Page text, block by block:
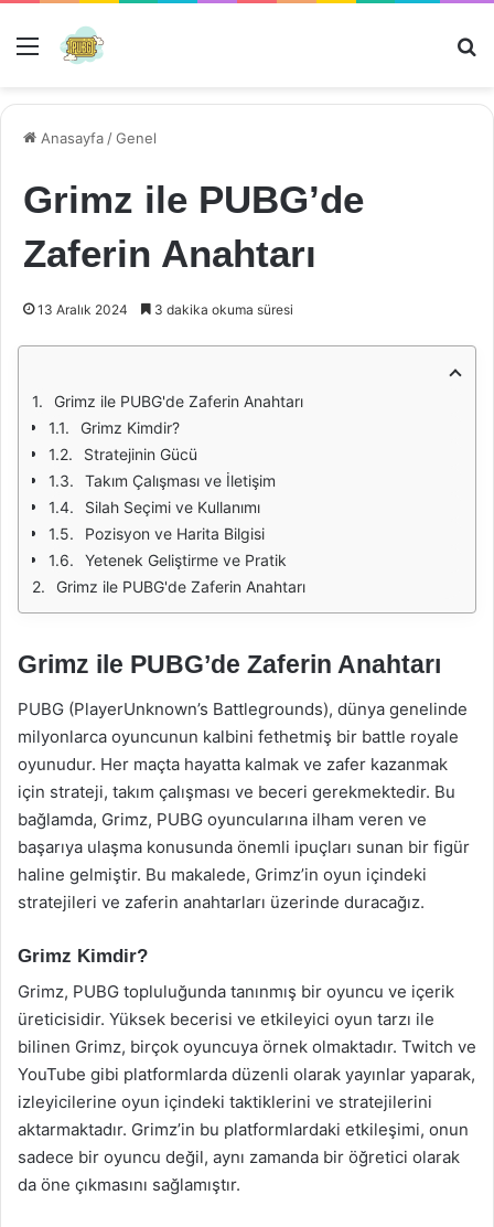
Menü
Anasayfa /Genel
Grimz ile PUBG’de
Zaferin Anahtarı
13 Aralık 2024 3 dakika okuma süresi
Grimz ile PUBG'de Zaferin Anahtarı
Grimz Kimdir?
Stratejinin Gücü
Takım Çalışması ve İletişim
Silah Seçimi ve Kullanımı
Pozisyon ve Harita Bilgisi
Yetenek Geliştirme ve Pratik
Grimz ile PUBG'de Zaferin Anahtarı
Grimz ile PUBG’de Zaferin Anahtarı
PUBG (PlayerUnknown’s Battlegrounds), dünya genelinde
milyonlarca oyuncunun kalbini fethetmiş bir battle royale
oyunudur. Her maçta hayatta kalmak ve zafer kazanmak
için strateji, takım çalışması ve beceri gerekmektedir. Bu
bağlamda, Grimz, PUBG oyuncularına ilham veren ve
başarıya ulaşma konusunda önemli ipuçları sunan bir figür
haline gelmiştir. Bu makalede, Grimz’in oyun içindeki
stratejileri ve zaferin anahtarları üzerinde duracağız.
Grimz Kimdir?
Grimz, PUBG topluluğunda tanınmış bir oyuncu ve içerik
üreticisidir. Yüksek becerisi ve etkileyici oyun tarzı ile
bilinen Grimz, birçok oyuncuya örnek olmaktadır. Twitch ve
YouTube gibi platformlarda düzenli olarak yayınlar yaparak,
izleyicilerine oyun içindeki taktiklerini ve stratejilerini
aktarmaktadır. Grimz’in bu platformlardaki etkileşimi, onun
sadece bir oyuncu değil, aynı zamanda bir öğretici olarak
da öne çıkmasını sağlamıştır.